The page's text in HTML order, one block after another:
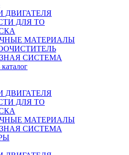
ДВИГАТЕЛЯ
ДЛЯ ТО
МАТЕРИАЛЫ
СИСТЕМА
ДВИГАТЕЛЯ
ДЛЯ ТО
МАТЕРИАЛЫ
СИСТЕМА